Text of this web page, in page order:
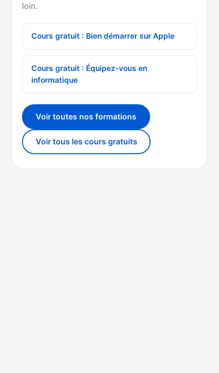
loin.
Cours gratuit : Bien démarrer sur Apple
Cours gratuit : Équipez-vous en
informatique
Voir toutes nos formations
Voir tous les cours gratuits